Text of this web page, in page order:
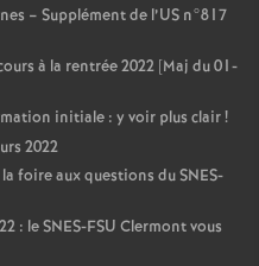
– Supplément de l’US n°817
à la rentrée 2022 [Maj du 01-
initiale : y voir plus clair!
2022
foire aux questions du SNES-
: le SNES-FSU Clermont vous